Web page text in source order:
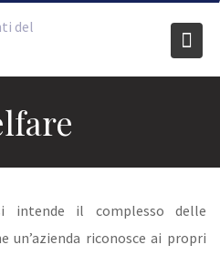
intende il complesso delle
un’azienda riconosce ai propri